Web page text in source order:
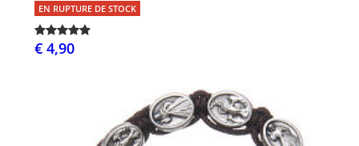
EN RUPTURE DE STOCK
€ 4,90